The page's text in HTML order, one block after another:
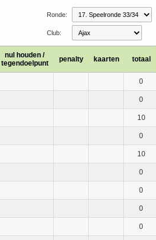
Ronde:
Club:
nul houden /
tegendoelpunt
penalty kaarten totaal
0
0
10
0
10
0
0
0
0